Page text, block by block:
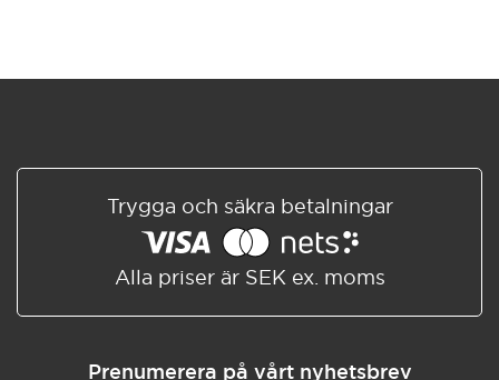
Trygga och säkra betalningar
Alla priser är SEK ex. moms
Prenumerera på vårt nyhetsbrev